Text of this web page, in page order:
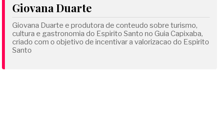
Giovana Duarte
Giovana Duarte e produtora de conteudo sobre turismo,
cultura e gastronomia do Espirito Santo no Guia Capixaba,
criado com o objetivo de incentivar a valorizacao do Espirito
Santo